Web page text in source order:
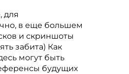
для
в еще большем
и скриншоты
забита) Как
могут быть
будущих